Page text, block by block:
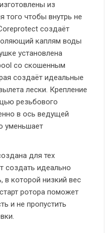
из
того чтобы внутрь не
создаёт
каплям воды
установлена
со скошенным
создаёт идеальные
лески. Крепление
резьбового
в ось ведущей
уменьшает
для тех
создать идеально
в которой низкий вес
ротора поможет
и не пропустить